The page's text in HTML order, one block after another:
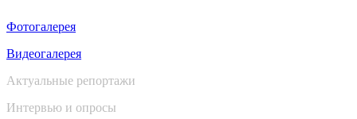
Фотогалерея
Видеогалерея
Актуальные репортажи
Интервью и опросы